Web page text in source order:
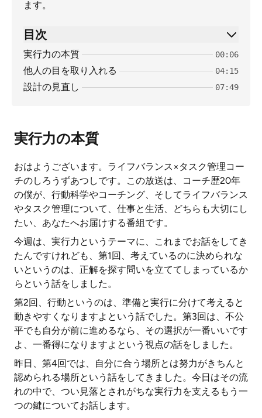
ます。
目次
実行力の本質 00:06
他人の目を取り入れる 04:15
設計の見直し 07:49
実行力の本質
おはようございます。ライフバランス×タスク管理コー
チのしろうずあつしです。この放送は、コーチ歴20年
の僕が、行動科学やコーチング、そしてライフバランス
やタスク管理について、仕事と生活、どちらも大切にし
たい、あなたへお届けする番組です。
今週は、実行力というテーマに、これまでお話をしてき
たんですけれども、第1回、考えているのに決められな
いというのは、正解を探す問いを立ててしまっているか
らという話をしました。
第2回、行動というのは、準備と実行に分けて考えると
動きやすくなりますよという話でした。第3回は、不公
平でも自分が前に進めるなら、その選択が一番いいです
よ、一番得になりますよという視点の話をしました。
昨日、第4回では、自分に合う場所とは努力がきちんと
認められる場所という話をしてきました。今日はその流
れの中で、つい見落とされがちな実行力を支えるもう一
つの鍵についてお話します。